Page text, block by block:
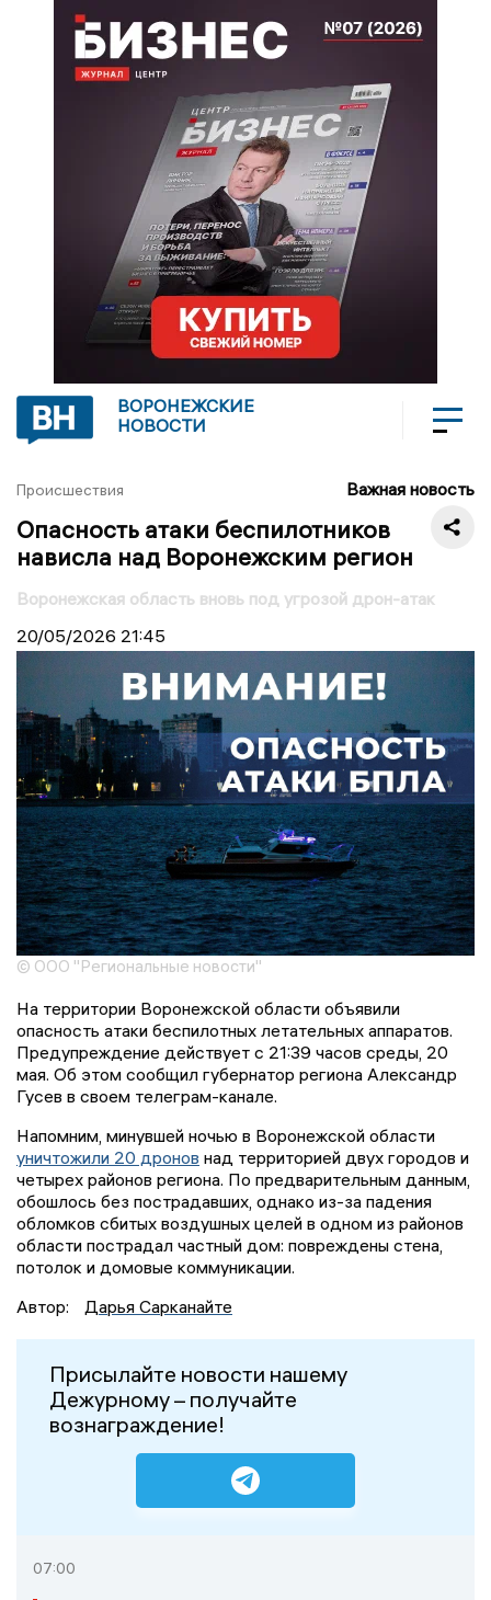
ВОРОНЕЖСКИЕ
НОВОСТИ
Происшествия Важная новость
Опасность атаки беспилотников
нависла над Воронежским регион
Воронежская область вновь под угрозой дрон-атак
20/05/2026 21:45
© ООО "Региональные новости"
На территории Воронежской области объявили
опасность атаки беспилотных летательных аппаратов.
Предупреждение действует с 21:39 часов среды, 20
мая. Об этом сообщил губернатор региона Александр
Гусев в своем телеграм-канале.
Напомним, минувшей ночью в Воронежской области
уничтожили 20 дронов над территорией двух городов и
четырех районов региона. По предварительным данным,
обошлось без пострадавших, однако из-за падения
обломков сбитых воздушных целей в одном из районов
области пострадал частный дом: повреждены стена,
потолок и домовые коммуникации.
Автор:
Дарья Сарканайте
Присылайте новости нашему
Дежурному – получайте
вознаграждение!
07:00